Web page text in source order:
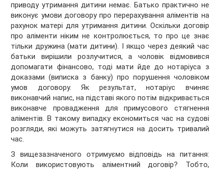
приводу утримання дитини немає. Батько практично не
виконує умови договору про перерахування аліментів на
рахунок матері для утримання дитини. Оскільки договір
про аліменти ніким не контролюється, то про це знає
тільки дружина (мати дитини). І якщо через деякий час
батьки вирішили розлучитися, а чоловік відмовився
допомагати фінансово, тоді мати йде до нотаріуса з
доказами (виписка з банку) про порушення чоловіком
умов договору. Як результат, нотаріус вчиняє
виконавчий напис, на підставі якого потім відкривається
виконавче провадження для примусового стягнення
аліментів. В такому випадку економиться час на судові
розгляди, які можуть затягнутися на досить тривалий
час.
З вищезазначеного отримуємо відповідь на питання:
Коли використовують аліментний договір? Тобто,